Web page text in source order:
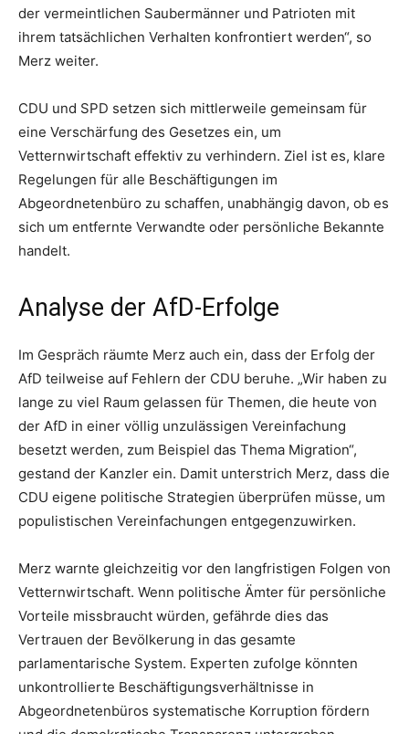
der vermeintlichen Saubermänner und Patrioten mit
ihrem tatsächlichen Verhalten konfrontiert werden“, so
Merz weiter.
CDU und SPD setzen sich mittlerweile gemeinsam für
eine Verschärfung des Gesetzes ein, um
Vetternwirtschaft effektiv zu verhindern. Ziel ist es, klare
Regelungen für alle Beschäftigungen im
Abgeordnetenbüro zu schaffen, unabhängig davon, ob es
sich um entfernte Verwandte oder persönliche Bekannte
handelt.
Analyse der AfD-Erfolge
Im Gespräch räumte Merz auch ein, dass der Erfolg der
AfD teilweise auf Fehlern der CDU beruhe. „Wir haben zu
lange zu viel Raum gelassen für Themen, die heute von
der AfD in einer völlig unzulässigen Vereinfachung
besetzt werden, zum Beispiel das Thema Migration“,
gestand der Kanzler ein. Damit unterstrich Merz, dass die
CDU eigene politische Strategien überprüfen müsse, um
populistischen Vereinfachungen entgegenzuwirken.
Merz warnte gleichzeitig vor den langfristigen Folgen von
Vetternwirtschaft. Wenn politische Ämter für persönliche
Vorteile missbraucht würden, gefährde dies das
Vertrauen der Bevölkerung in das gesamte
parlamentarische System. Experten zufolge könnten
unkontrollierte Beschäftigungsverhältnisse in
Abgeordnetenbüros systematische Korruption fördern